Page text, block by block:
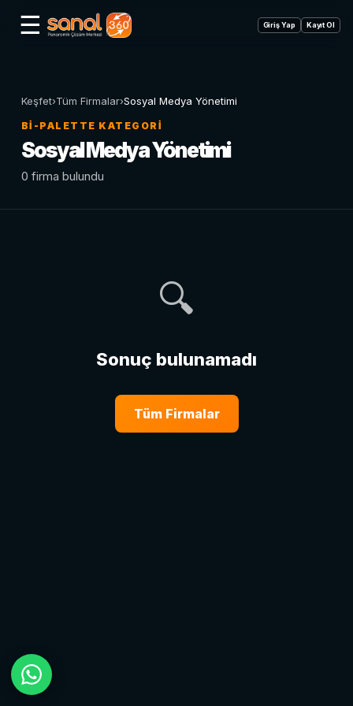
☰ Giriş Yap Kayıt Ol
Keşfet›Tüm Firmalar›Sosyal Medya Yönetimi
BI-PALETTE KATEGORI
Sosyal Medya Yönetimi
0 firma bulundu
🔍
Sonuç bulunamadı
Tüm Firmalar